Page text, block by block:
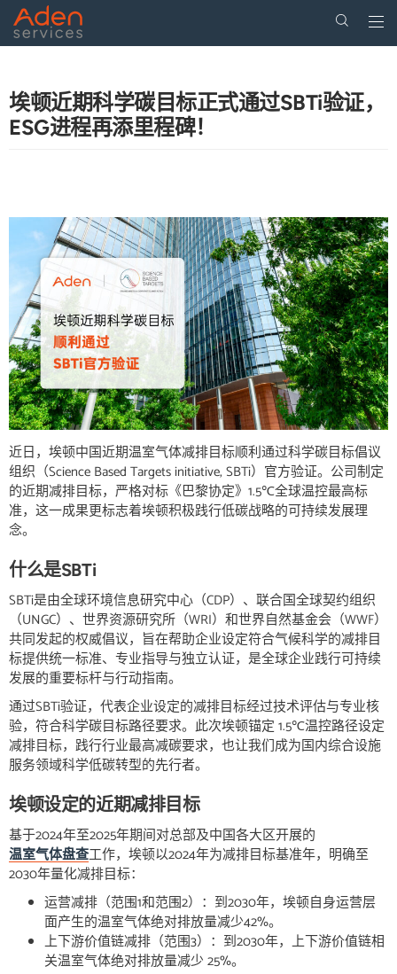
main
content
埃顿近期科学碳目标正式通过SBTi验证，
ESG进程再添里程碑！
近日，埃顿中国近期温室气体减排目标顺利通过科学碳目标倡议
组织（Science Based Targets initiative, SBTi）官方验证。公司制定
的近期减排目标，严格对标《巴黎协定》1.5℃全球温控最高标
准，这一成果更标志着埃顿积极践行低碳战略的可持续发展理
念。
什么是SBTi
SBTi是由全球环境信息研究中心（CDP）、联合国全球契约组织
（UNGC）、世界资源研究所（WRI）和世界自然基金会（WWF）
共同发起的权威倡议，旨在帮助企业设定符合气候科学的减排目
标提供统一标准、专业指导与独立认证，是全球企业践行可持续
发展的重要标杆与行动指南。
通过SBTi验证，代表企业设定的减排目标经过技术评估与专业核
验，符合科学碳目标路径要求。此次埃顿锚定 1.5℃温控路径设定
减排目标，践行行业最高减碳要求，也让我们成为国内综合设施
服务领域科学低碳转型的先行者。
埃顿设定的近期减排目标
基于2024年至2025年期间对总部及中国各大区开展的
温室气体盘查工作，埃顿以2024年为减排目标基准年，明确至
2030年量化减排目标：
运营减排（范围1和范围2）：到2030年，埃顿自身运营层
面产生的温室气体绝对排放量减少42%。
上下游价值链减排（范围3）：到2030年，上下游价值链相
关温室气体绝对排放量减少 25%。